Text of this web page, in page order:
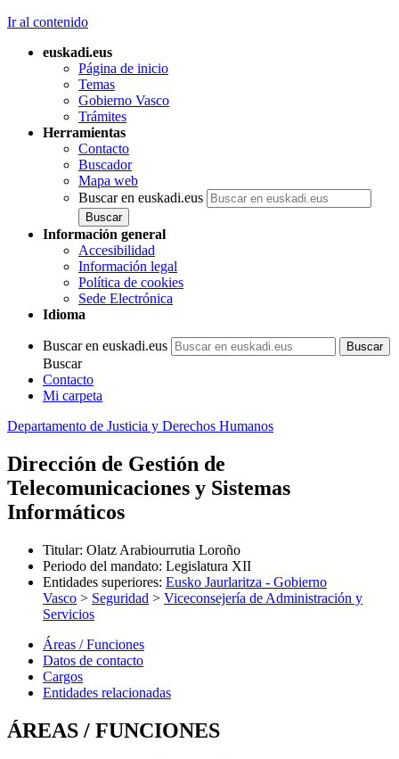
Ir al contenido
euskadi.eus
Página de inicio
Temas
Gobierno Vasco
Trámites
Herramientas
Contacto
Buscador
Mapa web
Buscar en euskadi.eus
Información general
Accesibilidad
Información legal
Política de cookies
Sede Electrónica
Idioma
Buscar en euskadi.eus
Buscar
Contacto
Mi carpeta
Departamento de Justicia y Derechos Humanos
Dirección de Gestión de
Telecomunicaciones y Sistemas
Informáticos
Titular: Olatz Arabiourrutia Loroño
Periodo del mandato: Legislatura XII
Entidades superiores: Eusko Jaurlaritza - Gobierno
Vasco > Seguridad > Viceconsejería de Administración y
Servicios
Áreas / Funciones
Datos de contacto
Cargos
Entidades relacionadas
ÁREAS / FUNCIONES